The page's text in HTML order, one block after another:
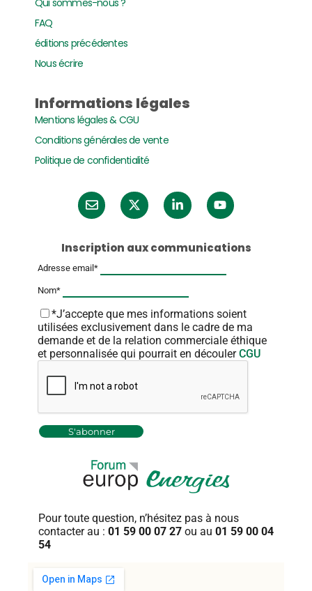
FAQ
éditions précédentes
Nous écrire
Informations légales
Mentions légales & CGU
Conditions générales de vente
Politique de confidentialité
Inscription aux communications
Adresse email*
Nom*
*J’accepte que mes informations soient
utilisées exclusivement dans le cadre de ma
demande et de la relation commerciale éthique
et personnalisée qui pourrait en découlerCGU
Pour toute question, n’hésitez pas à nous
contacter au : 01 59 00 07 27 ou au 01 59 00 04
54